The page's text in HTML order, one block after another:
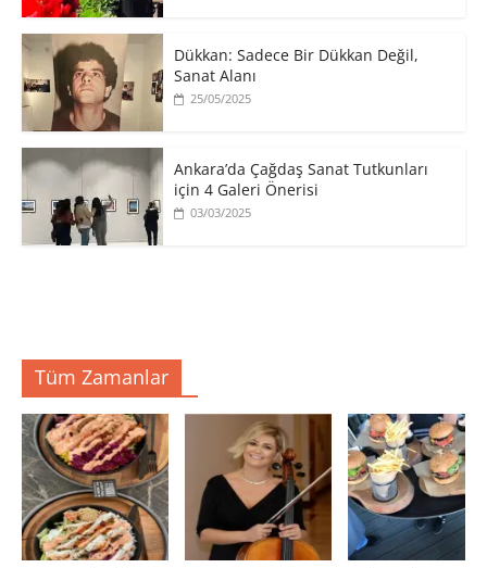
​Dükkan: Sadece Bir Dükkan Değil,
Sanat Alanı
25/05/2025
Ankara’da Çağdaş Sanat Tutkunları
için 4 Galeri Önerisi
03/03/2025
Tüm Zamanlar